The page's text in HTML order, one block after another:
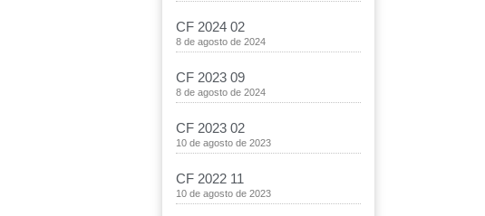
CF 2024 02
8 de agosto de 2024
CF 2023 09
8 de agosto de 2024
CF 2023 02
10 de agosto de 2023
CF 2022 11
10 de agosto de 2023